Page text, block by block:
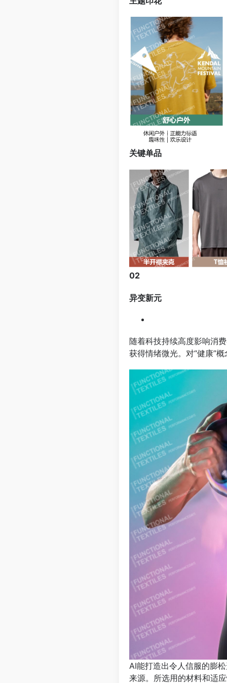
关键单品
02
异变新元
随着科技持续高度影响消
获得情绪微光。对“健康”
AI能打造出令人信服的膨
来源。所选用的材料和适